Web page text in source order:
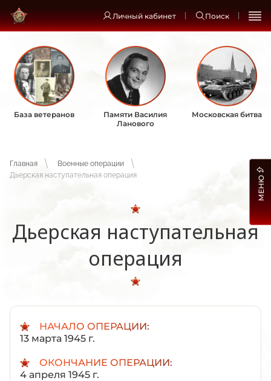
Личный кабинет Поиск
База ветеранов
Памяти Василия
Ланового
Московская битва
Главная
Военные операции
Дьерская наступательная операция
Дьерская наступательная
операция
НАЧАЛО ОПЕРАЦИИ:
13 марта 1945 г.
ОКОНЧАНИЕ ОПЕРАЦИИ:
4 апреля 1945 г.
МЕНЮ